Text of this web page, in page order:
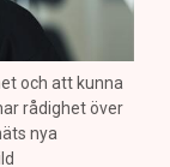
och att kunna
rådighet över
nya